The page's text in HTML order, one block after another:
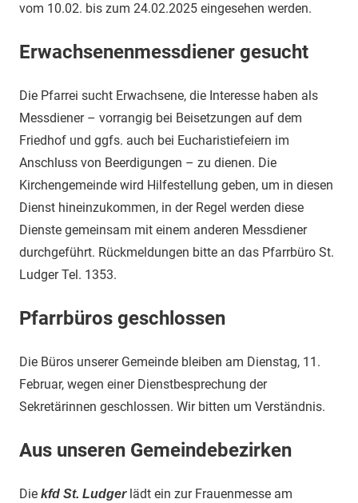
vom 10.02. bis zum 24.02.2025 eingesehen werden.
Erwachsenenmessdiener gesucht
Die Pfarrei sucht Erwachsene, die Interesse haben als
Messdiener – vorrangig bei Beisetzungen auf dem
Friedhof und ggfs. auch bei Eucharistiefeiern im
Anschluss von Beerdigungen – zu dienen. Die
Kirchengemeinde wird Hilfestellung geben, um in diesen
Dienst hineinzukommen, in der Regel werden diese
Dienste gemeinsam mit einem anderen Messdiener
durchgeführt. Rückmeldungen bitte an das Pfarrbüro St.
Ludger Tel. 1353.
Pfarrbüros geschlossen
Die Büros unserer Gemeinde bleiben am Dienstag, 11.
Februar, wegen einer Dienstbesprechung der
Sekretärinnen geschlossen. Wir bitten um Verständnis.
Aus unseren Gemeindebezirken
Die kfd St. Ludgerlädt ein zur Frauenmesse am